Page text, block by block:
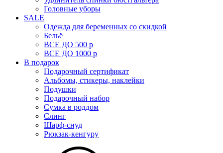
Головные уборы
SALE
Одежда для беременных со скидкой
Бельё
ВСЕ ДО 500 р
ВСЕ ДО 1000 р
В подарок
Подарочный сертификат
Альбомы, стикеры, наклейки
Подушки
Подарочный набор
Сумка в роддом
Слинг
Шарф-снуд
Рюкзак-кенгуру